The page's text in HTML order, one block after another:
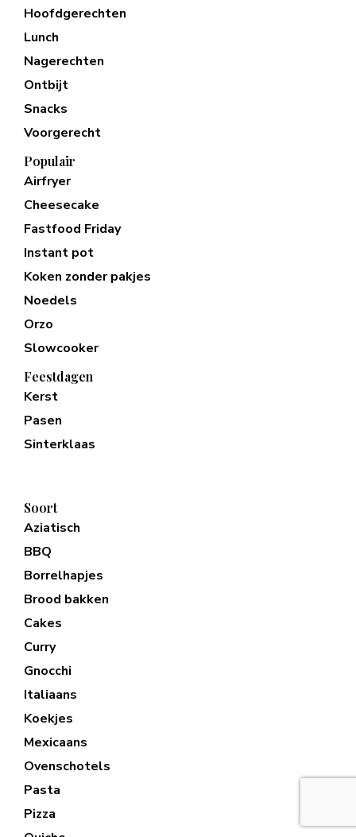
Hoofdgerechten
Lunch
Nagerechten
Ontbijt
Snacks
Voorgerecht
Populair
Airfryer
Cheesecake
Fastfood Friday
Instant pot
Koken zonder pakjes
Noedels
Orzo
Slowcooker
Feestdagen
Kerst
Pasen
Sinterklaas
Soort
Aziatisch
BBQ
Borrelhapjes
Brood bakken
Cakes
Curry
Gnocchi
Italiaans
Koekjes
Mexicaans
Ovenschotels
Pasta
Pizza